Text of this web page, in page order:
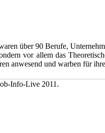
über 90 Berufe,
vor allem das
anwesend und warben für